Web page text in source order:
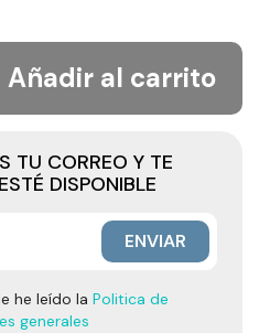
Añadir al carrito
TU CORREO Y TE
DISPONIBLE
ENVIAR
he leído la Politica de
generales